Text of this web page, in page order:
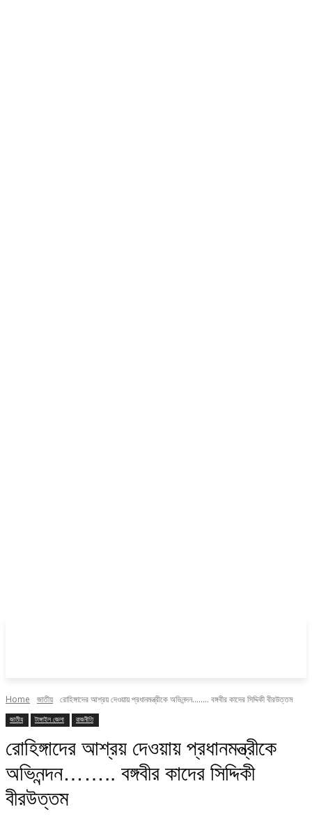
Home জাতীয় রোহিঙ্গাদের আশ্রয় দেওয়ায় প্রধানমন্ত্রীকে অভিনন্দন........ বঙ্গবীর কাদের সিদ্দিকী বীরউত্তম
জাতীয় টাঙ্গাইল জেলা রাজনীতি
রোহিঙ্গাদের আশ্রয় দেওয়ায় প্রধানমন্ত্রীকে
অভিনন্দন…….. বঙ্গবীর কাদের সিদ্দিকী
বীরউত্তম